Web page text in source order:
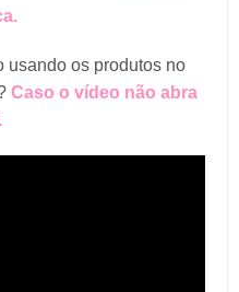
usando os produtos no
Caso o vídeo não abra